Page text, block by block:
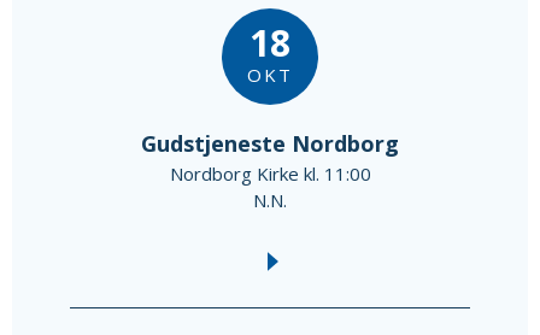
18
OKT
Gudstjeneste Nordborg
Nordborg Kirke kl. 11:00
N.N.